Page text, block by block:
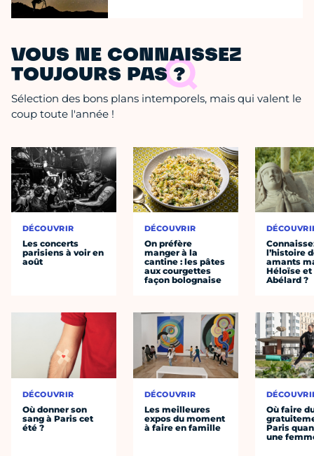
VOUS NE CONNAISSEZ
TOUJOURS PAS ?
Sélection des bons plans intemporels, mais qui valent le
coup toute l'année !
DÉCOUVRIR
Les concerts
parisiens à voir en
août
DÉCOUVRIR
Où donner son
sang à Paris cet
été ?
DÉCOUVRIR
On préfère
manger à la
cantine : les pâtes
aux courgettes
façon bolognaise
DÉCOUVRIR
Les meilleures
expos du moment
à faire en famille
l’histoire
amants
Héloïse et
Abélard ?
Où faire
Paris
une